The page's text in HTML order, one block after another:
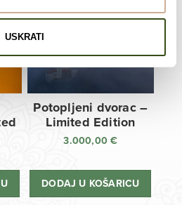
USKRATI
Potopljeni dvorac –
Limited Edition
3.000,00€
DODAJ U KOŠARICU